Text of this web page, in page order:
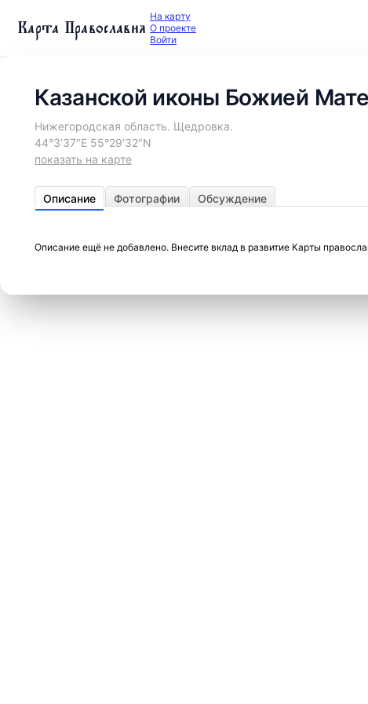
Карта Православия На карту
О проекте
Войти
Казанской иконы Божией
Нижегородская область. Щедровка.
44°3′37″E 55°29′32″N
показать на карте
Описание Фотографии Обсуждение
Описание ещё не добавлено. Внесите вклад в развитие Карты